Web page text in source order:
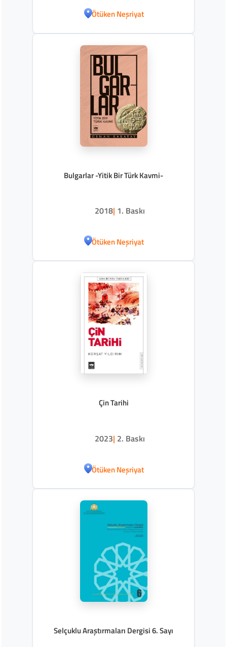
Ötüken Neşriyat
Bulgarlar -Yitik Bir Türk Kavmi-
2018| 1. Baskı
Ötüken Neşriyat
Çin Tarihi
2023| 2. Baskı
Ötüken Neşriyat
Selçuklu Araştırmaları Dergisi 6. Sayı